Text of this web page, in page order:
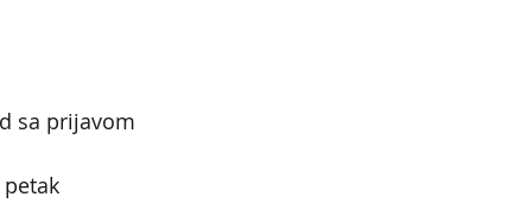
sa prijavom